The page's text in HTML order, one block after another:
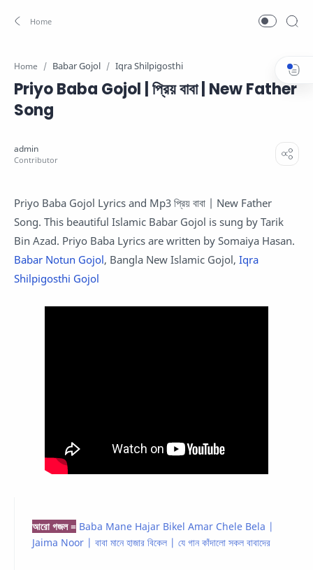
Home Babar Gojol Iqra Shilpigosthi
Priyo Baba Gojol | প্রিয় বাবা | New Father
Song
Priyo Baba Gojol Lyrics and Mp3 প্রিয় বাবা | New Father
Song. This beautiful Islamic Babar Gojol is sung by Tarik
Bin Azad. Priyo Baba Lyrics are written by Somaiya Hasan.
Babar Notun Gojol, Bangla New Islamic Gojol, Iqra
Shilpigosthi Gojol
আরো গজল = Baba Mane Hajar Bikel Amar Chele Bela |
Jaima Noor | বাবা মানে হাজার বিকেল | যে গান কাঁদালো সকল বাবাদের